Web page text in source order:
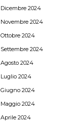
Dicembre 2024
Novembre 2024
Ottobre 2024
Settembre 2024
Agosto 2024
Luglio 2024
Giugno 2024
Maggio 2024
Aprile 2024